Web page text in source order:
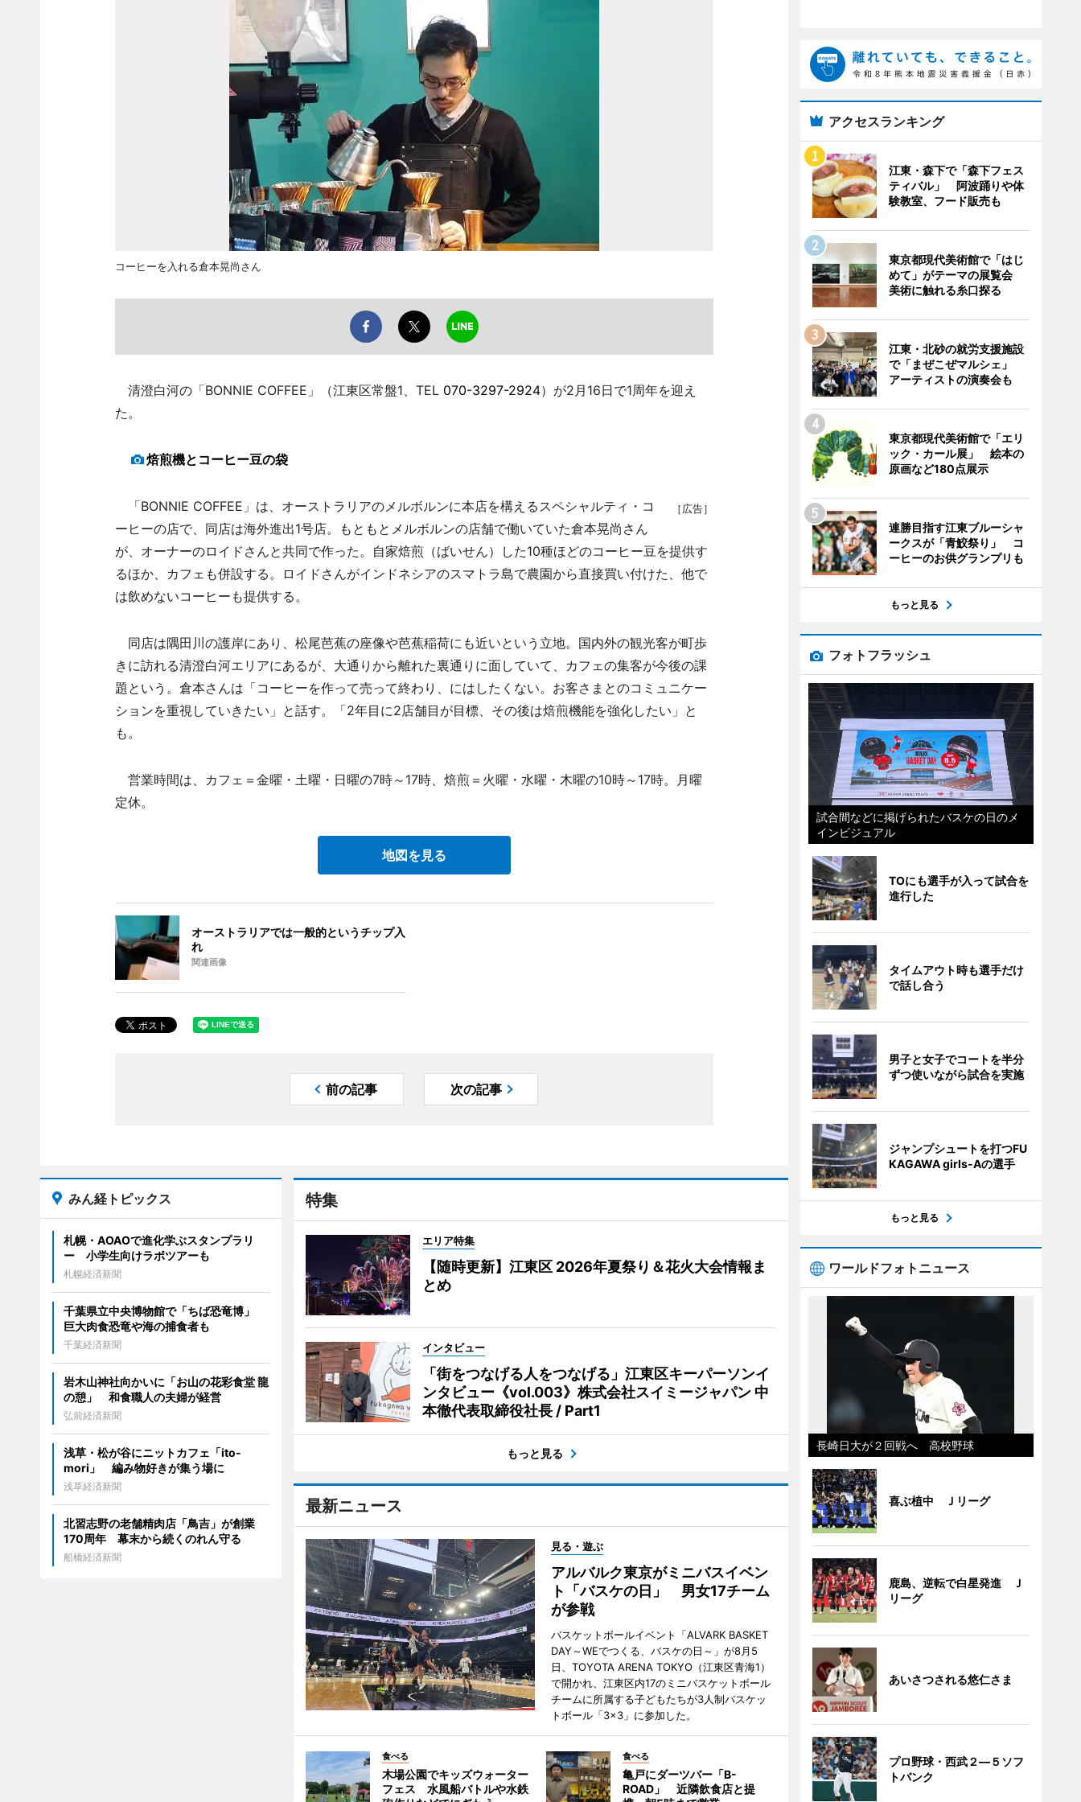
コーヒーを入れる倉本晃尚さん
清澄白河の「BONNIE COFFEE」（江東区常盤1、TEL 070-3297-2924）が2月16日で1周年を迎え
た。
焙煎機とコーヒー豆の袋
［広告］
「BONNIE COFFEE」は、オーストラリアのメルボルンに本店を構えるスペシャルティ・コ
ーヒーの店で、同店は海外進出1号店。もともとメルボルンの店舗で働いていた倉本晃尚さん
が、オーナーのロイドさんと共同で作った。自家焙煎（ばいせん）した10種ほどのコーヒー豆を提供す
るほか、カフェも併設する。ロイドさんがインドネシアのスマトラ島で農園から直接買い付けた、他で
は飲めないコーヒーも提供する。
同店は隅田川の護岸にあり、松尾芭蕉の座像や芭蕉稲荷にも近いという立地。国内外の観光客が町歩
きに訪れる清澄白河エリアにあるが、大通りから離れた裏通りに面していて、カフェの集客が今後の課
題という。倉本さんは「コーヒーを作って売って終わり、にはしたくない。お客さまとのコミュニケー
ションを重視していきたい」と話す。「2年目に2店舗目が目標、その後は焙煎機能を強化したい」と
も。
営業時間は、カフェ＝金曜・土曜・日曜の7時～17時、焙煎＝火曜・水曜・木曜の10時～17時。月曜
定休。
地図を見る
オーストラリアでは一般的というチップ入
れ
関連画像
前の記事 次の記事
特集
エリア特集
【随時更新】江東区 2026年夏祭り＆花火大会情報ま
とめ
インタビュー
「街をつなげる人をつなげる」江東区キーパーソンイ
ンタビュー《vol.003》株式会社スイミージャパン 中
本徹代表取締役社長 / Part1
もっと見る
最新ニュース
見る・遊ぶ
アルバルク東京がミニバスイベン
ト「バスケの日」 男女17チーム
が参戦
バスケットボールイベント「ALVARK BASKET
DAY～WEでつくる、バスケの日～」が8月5
日、TOYOTA ARENA TOKYO（江東区青海1）
で開かれ、江東区内17のミニバスケットボール
チームに所属する子どもたちが3人制バスケッ
トボール「3×3」に参加した。
食べる
木場公園でキッズウォーター
フェス 水風船バトルや水鉄
食べる
亀戸にダーツバー「B-
ROAD」 近隣飲食店と提
みん経トピックス
札幌・AOAOで進化学ぶスタンプラリ
ー 小学生向けラボツアーも
札幌経済新聞
千葉県立中央博物館で「ちば恐竜博」
巨大肉食恐竜や海の捕食者も
千葉経済新聞
岩木山神社向かいに「お山の花彩食堂 龍
の憩」 和食職人の夫婦が経営
弘前経済新聞
浅草・松が谷にニットカフェ「ito-
mori」 編み物好きが集う場に
浅草経済新聞
北習志野の老舗精肉店「鳥吉」が創業
170周年 幕末から続くのれん守る
船橋経済新聞
アクセスランキング
江東・森下で「森下フェス
ティバル」 阿波踊りや体
験教室、フード販売も
東京都現代美術館で「はじ
めて」がテーマの展覧会
美術に触れる糸口探る
江東・北砂の就労支援施設
で「まぜこぜマルシェ」
アーティストの演奏会も
東京都現代美術館で「エリ
ック・カール展」 絵本の
原画など180点展示
連勝目指す江東ブルーシャ
ークスが「青鮫祭り」 コ
ーヒーのお供グランプリも
もっと見る
フォトフラッシュ
試合間などに掲げられたバスケの日のメ
インビジュアル
TOにも選手が入って試合を
進行した
タイムアウト時も選手だけ
で話し合う
男子と女子でコートを半分
ずつ使いながら試合を実施
ジャンプシュートを打つFU
KAGAWA girls-Aの選手
もっと見る
ワールドフォトニュース
長崎日大が２回戦へ 高校野球
喜ぶ植中 Ｊリーグ
鹿島、逆転で白星発進 Ｊ
リーグ
あいさつされる悠仁さま
プロ野球・西武２―５ソフ
トバンク